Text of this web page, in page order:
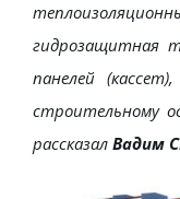
гидрозащитная
панелей
строительному
рассказал Вадим